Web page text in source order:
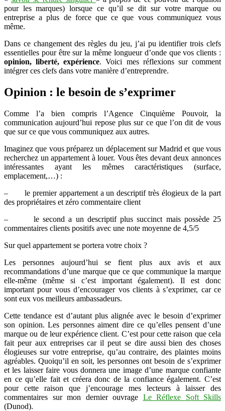
pour les marques) lorsque ce qu’il se dit sur votre marque ou
entreprise a plus de force que ce que vous communiquez vous
même.
Dans ce changement des règles du jeu, j’ai pu identifier trois clefs
essentielles pour être sur la même longueur d’onde que vos clients :
opinion, liberté, expérience. Voici mes réflexions sur comment
intégrer ces clefs dans votre manière d’entreprendre.
Opinion : le besoin de s’exprimer
Comme l’a bien compris l’Agence Cinquième Pouvoir, la
communication aujourd’hui repose plus sur ce que l’on dit de vous
que sur ce que vous communiquez aux autres.
Imaginez que vous préparez un déplacement sur Madrid et que vous
recherchez un appartement à louer. Vous êtes devant deux annonces
intéressantes ayant les mêmes caractéristiques (surface,
emplacement,…) :
– le premier appartement a un descriptif très élogieux de la part
des propriétaires et zéro commentaire client
– le second a un descriptif plus succinct mais possède 25
commentaires clients positifs avec une note moyenne de 4,5/5
Sur quel appartement se portera votre choix ?
Les personnes aujourd’hui se fient plus aux avis et aux
recommandations d’une marque que ce que communique la marque
elle-même (même si c’est important également). Il est donc
important pour vous d’encourager vos clients à s’exprimer, car ce
sont eux vos meilleurs ambassadeurs.
Cette tendance est d’autant plus alignée avec le besoin d’exprimer
son opinion. Les personnes aiment dire ce qu’elles pensent d’une
marque ou de leur expérience client. C’est pour cette raison que cela
fait peur aux entreprises car il peut se dire aussi bien des choses
élogieuses sur votre entreprise, qu’au contraire, des plaintes moins
agréables. Quoiqu’il en soit, les personnes ont besoin de s’exprimer
et les laisser faire vous donnera une image d’une marque confiante
en ce qu’elle fait et créera donc de la confiance également. C’est
pour cette raison que j’encourage mes lecteurs à laisser des
commentaires sur mon dernier ouvrage Le Réflexe Soft Skills
(Dunod).